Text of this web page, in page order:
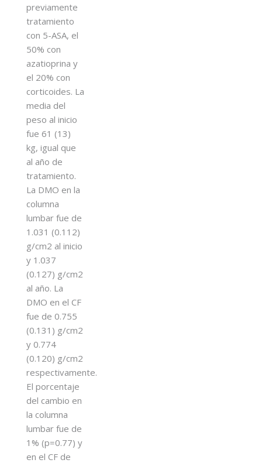
previamente
tratamiento
con 5-ASA, el
50% con
azatioprina y
el 20% con
corticoides. La
media del
peso al inicio
fue 61 (13)
kg, igual que
al año de
tratamiento.
La DMO en la
columna
lumbar fue de
1.031 (0.112)
g/cm2 al inicio
y 1.037
(0.127) g/cm2
al año. La
DMO en el CF
fue de 0.755
(0.131) g/cm2
y 0.774
(0.120) g/cm2
respectivamente.
El porcentaje
del cambio en
la columna
lumbar fue de
1% (p=0.77) y
en el CF de